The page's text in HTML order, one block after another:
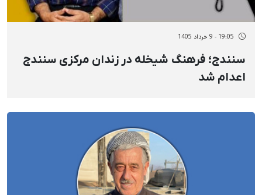
19:05 - 9 خرداد 1405
سنندج؛ فرهنگ شیخله در زندان مرکزی سنندج
اعدام شد